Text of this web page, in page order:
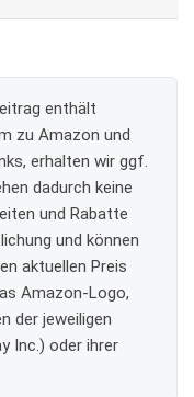
enthält
zu Amazon und
erhalten wir ggf.
dadurch keine
und Rabatte
und können
aktuellen Preis
Amazon-Logo,
der jeweiligen
Inc.) oder ihrer